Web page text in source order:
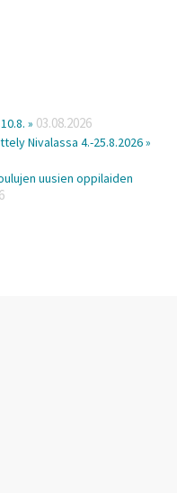
» 03.08.2026
Nivalassa 4.-25.8.2026 »
uusien oppilaiden